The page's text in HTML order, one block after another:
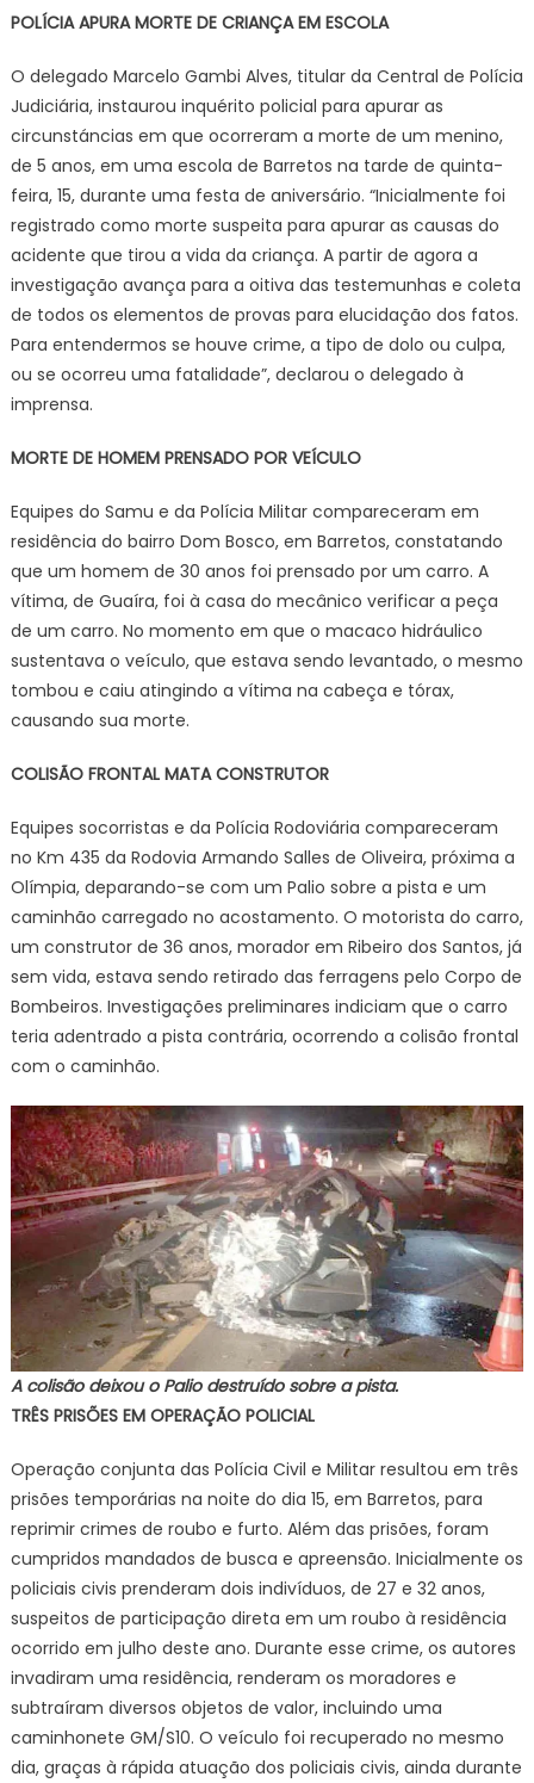
POLÍCIA APURA MORTE DE CRIANÇA EM ESCOLA
O delegado Marcelo Gambi Alves, titular da Central de Polícia
Judiciária, instaurou inquérito policial para apurar as
circunstáncias em que ocorreram a morte de um menino,
de 5 anos, em uma escola de Barretos na tarde de quinta-
feira, 15, durante uma festa de aniversário. “Inicialmente foi
registrado como morte suspeita para apurar as causas do
acidente que tirou a vida da criança. A partir de agora a
investigação avança para a oitiva das testemunhas e coleta
de todos os elementos de provas para elucidação dos fatos.
Para entendermos se houve crime, a tipo de dolo ou culpa,
ou se ocorreu uma fatalidade”, declarou o delegado à
imprensa.
MORTE DE HOMEM PRENSADO POR VEÍCULO
Equipes do Samu e da Polícia Militar compareceram em
residência do bairro Dom Bosco, em Barretos, constatando
que um homem de 30 anos foi prensado por um carro. A
vítima, de Guaíra, foi à casa do mecânico verificar a peça
de um carro. No momento em que o macaco hidráulico
sustentava o veículo, que estava sendo levantado, o mesmo
tombou e caiu atingindo a vítima na cabeça e tórax,
causando sua morte.
COLISÃO FRONTAL MATA CONSTRUTOR
Equipes socorristas e da Polícia Rodoviária compareceram
no Km 435 da Rodovia Armando Salles de Oliveira, próxima a
Olímpia, deparando-se com um Palio sobre a pista e um
caminhão carregado no acostamento. O motorista do carro,
um construtor de 36 anos, morador em Ribeiro dos Santos, já
sem vida, estava sendo retirado das ferragens pelo Corpo de
Bombeiros. Investigações preliminares indiciam que o carro
teria adentrado a pista contrária, ocorrendo a colisão frontal
com o caminhão.
A colisão deixou o Palio destruído sobre a pista.
TRÊS PRISÕES EM OPERAÇÃO POLICIAL
Operação conjunta das Polícia Civil e Militar resultou em três
prisões temporárias na noite do dia 15, em Barretos, para
reprimir crimes de roubo e furto. Além das prisões, foram
cumpridos mandados de busca e apreensão. Inicialmente os
policiais civis prenderam dois indivíduos, de 27 e 32 anos,
suspeitos de participação direta em um roubo à residência
ocorrido em julho deste ano. Durante esse crime, os autores
invadiram uma residência, renderam os moradores e
subtraíram diversos objetos de valor, incluindo uma
caminhonete GM/S10. O veículo foi recuperado no mesmo
dia, graças à rápida atuação dos policiais civis, ainda durante